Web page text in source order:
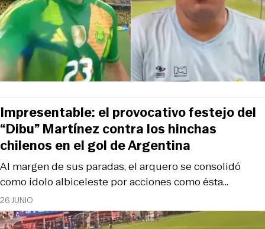
26 JUNIO
Al margen de sus paradas, el arquero se consolidó
como ídolo albiceleste por acciones como ésta...
Impresentable: el provocativo festejo del
“Dibu” Martínez contra los hinchas
chilenos en el gol de Argentina